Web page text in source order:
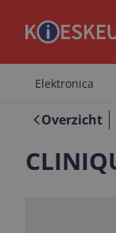
Elektronica
Overzicht